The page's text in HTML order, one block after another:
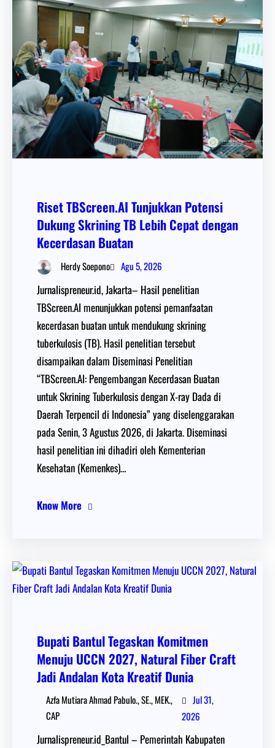
Riset TBScreen.AI Tunjukkan Potensi
Dukung Skrining TB Lebih Cepat dengan
Kecerdasan Buatan
Herdy Soepono Agu 5, 2026
Jurnalispreneur.id, Jakarta– Hasil penelitian
TBScreen.AI menunjukkan potensi pemanfaatan
kecerdasan buatan untuk mendukung skrining
tuberkulosis (TB). Hasil penelitian tersebut
disampaikan dalam Diseminasi Penelitian
“TBScreen.AI: Pengembangan Kecerdasan Buatan
untuk Skrining Tuberkulosis dengan X-ray Dada di
Daerah Terpencil di Indonesia” yang diselenggarakan
pada Senin, 3 Agustus 2026, di Jakarta. Diseminasi
hasil penelitian ini dihadiri oleh Kementerian
Kesehatan (Kemenkes)…
Know More
Bupati Bantul Tegaskan Komitmen
Menuju UCCN 2027, Natural Fiber Craft
Jadi Andalan Kota Kreatif Dunia
Azfa Mutiara Ahmad Pabulo., SE., MEK.,
CAP
Jul 31,
2026
Jurnalispreneur.id_Bantul – Pemerintah Kabupaten